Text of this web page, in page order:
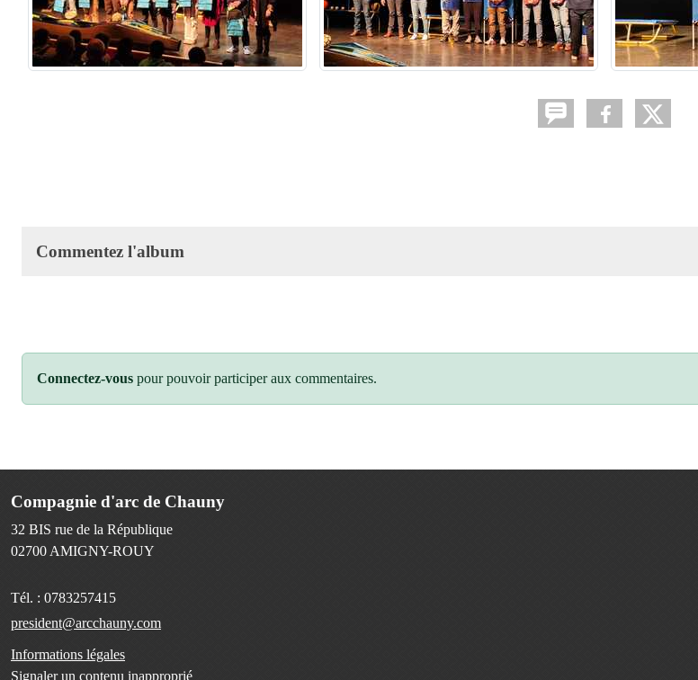
Commentez l'album
Connectez-vous pour pouvoir participer aux commentaires.
Compagnie d'arc de Chauny
32 BIS rue de la République
02700 AMIGNY-ROUY
Tél. : 0783257415
president@arcchauny.com
Informations légales
Signaler un contenu inapproprié